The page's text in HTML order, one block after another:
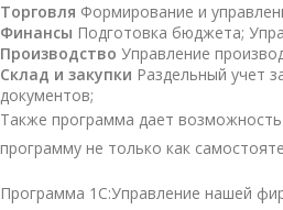
Торговля Формирование и
Финансы Подготовка бюджета;
Производство Управление
Склад и закупки Раздельный учет
документов;
Также программа дает возможность
программу не только как
Программа 1С:Управление нашей